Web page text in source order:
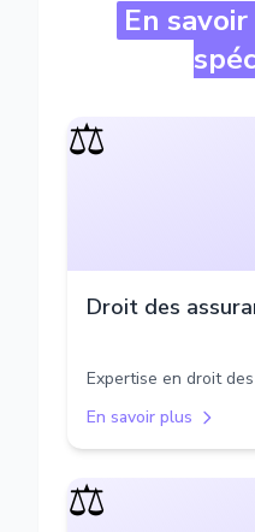
En
⚖️
Droit des
Expertise en droit
En savoir plus
⚖️